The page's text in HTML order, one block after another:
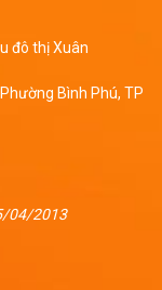
đô thị Xuân
Bình Phú, TP
04/2013